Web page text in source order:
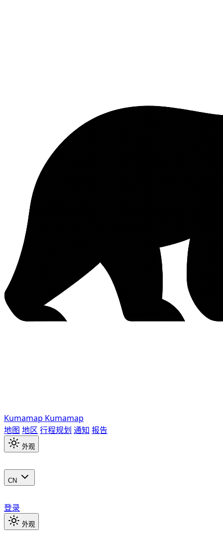
Kumamap Kumamap
地图 地区 行程规划 通知 报告
外观
CN
登录
外观